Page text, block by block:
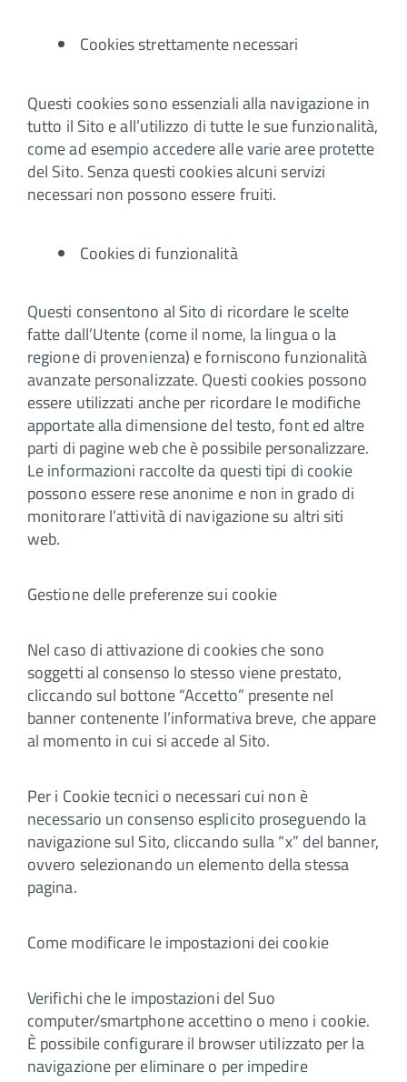
Cookies strettamente necessari
Questi cookies sono essenziali alla navigazione in
tutto il Sito e all’utilizzo di tutte le sue funzionalità,
come ad esempio accedere alle varie aree protette
del Sito. Senza questi cookies alcuni servizi
necessari non possono essere fruiti.
Cookies di funzionalità
Questi consentono al Sito di ricordare le scelte
fatte dall’Utente (come il nome, la lingua o la
regione di provenienza) e forniscono funzionalità
avanzate personalizzate. Questi cookies possono
essere utilizzati anche per ricordare le modifiche
apportate alla dimensione del testo, font ed altre
parti di pagine web che è possibile personalizzare.
Le informazioni raccolte da questi tipi di cookie
possono essere rese anonime e non in grado di
monitorare l’attività di navigazione su altri siti
web.
Gestione delle preferenze sui cookie
Nel caso di attivazione di cookies che sono
soggetti al consenso lo stesso viene prestato,
cliccando sul bottone “Accetto” presente nel
banner contenente l’informativa breve, che appare
al momento in cui si accede al Sito.
Per i Cookie tecnici o necessari cui non è
necessario un consenso esplicito proseguendo la
navigazione sul Sito, cliccando sulla “x” del banner,
ovvero selezionando un elemento della stessa
pagina.
Come modificare le impostazioni dei cookie
Verifichi che le impostazioni del Suo
computer/smartphone accettino o meno i cookie.
È possibile configurare il browser utilizzato per la
navigazione per eliminare o per impedire